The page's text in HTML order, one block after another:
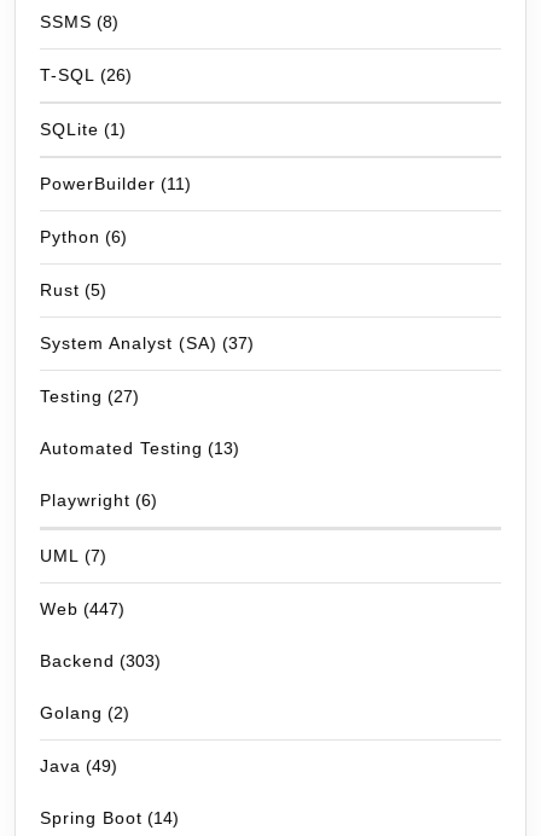
SSMS (8)
T-SQL (26)
SQLite (1)
PowerBuilder (11)
Python (6)
Rust (5)
System Analyst (SA) (37)
Testing (27)
Automated Testing (13)
Playwright (6)
UML (7)
Web (447)
Backend (303)
Golang (2)
Java (49)
Spring Boot (14)